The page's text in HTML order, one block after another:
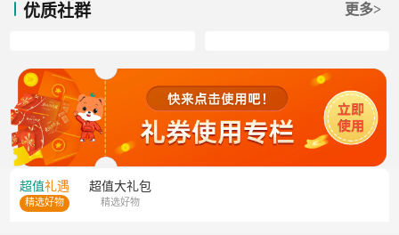
优质社群 更多>
超值礼遇
精选好物
超值大礼包
精选好物